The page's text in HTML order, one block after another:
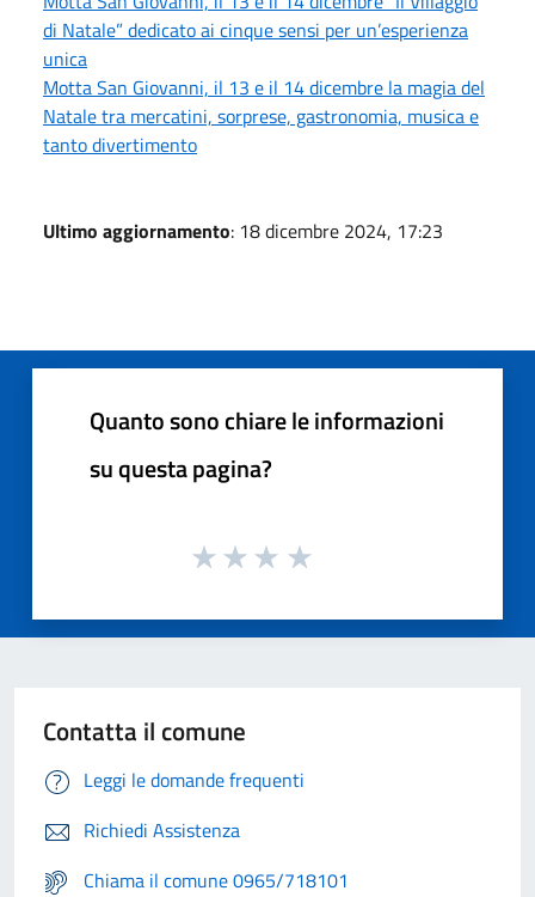
di Natale” dedicato ai cinque sensi per un’esperienza
unica
Motta San Giovanni, il 13 e il 14 dicembre la magia del
Natale tra mercatini, sorprese, gastronomia, musica e
tanto divertimento
Ultimo aggiornamento: 18 dicembre 2024, 17:23
Quanto sono chiare le informazioni
su questa pagina?
Contatta il comune
Leggi le domande frequenti
Richiedi Assistenza
Chiama il comune 0965/718101